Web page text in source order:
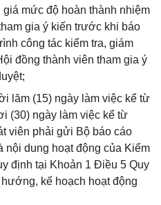
mức độ hoàn thành nhiệm
gia ý kiến trước khi báo
công tác kiểm tra, giám
đồng thành viên tham gia ý
lăm (15) ngày làm việc kể từ
(30) ngày làm việc kể từ
viên phải gửi Bộ báo cáo
nội dung hoạt động của Kiểm
định tại Khoản 1 Điều 5 Quy
kế hoạch hoạt động